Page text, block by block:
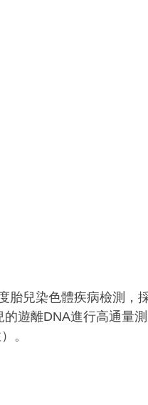
胎兒染色體疾病檢測，
遊離DNA進行高通量
。